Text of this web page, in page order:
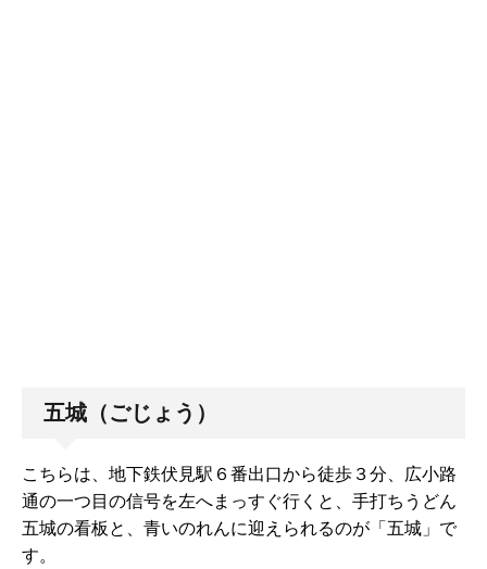
五城（ごじょう）
こちらは、地下鉄伏見駅６番出口から徒歩３分、広小路
通の一つ目の信号を左へまっすぐ行くと、手打ちうどん
五城の看板と、青いのれんに迎えられるのが「五城」で
す。